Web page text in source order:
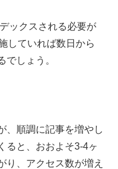
ックスされる必要が
していれば数日から
でしょう。
、順調に記事を増やし
ると、おおよそ3-4ヶ
り、アクセス数が増え